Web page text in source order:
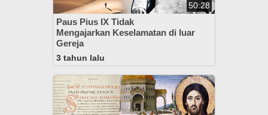
50:28
Paus Pius IX Tidak
Mengajarkan Keselamatan di luar
Gereja
3 tahun lalu